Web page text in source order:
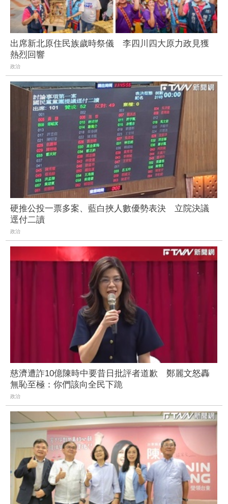
出席新北原住民族歲時祭儀 李四川四大原力政見獲
熱烈回響
政治
硬推公投一票多案、藍白挾人數優勢表決 立院決議
逕付二讀
政治
慈濟遭詐10億陳時中要昔日批評者道歉 鄭麗文怒轟
無恥至極：你們該向全民下跪
政治